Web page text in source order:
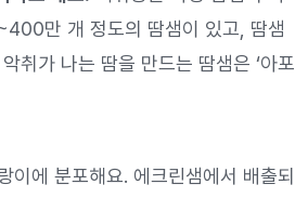
만 개 정도의 땀샘이 있고, 땀샘
취가 나는 땀을 만드는 땀샘은 ‘아포
에 분포해요. 에크린샘에서 배출되